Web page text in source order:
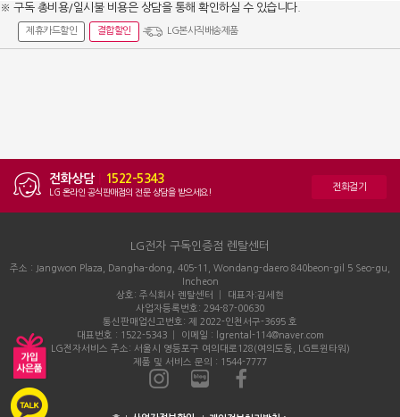
※ 구독 총비용/일시불 비용은 상담을 통해 확인하실 수 있습니다.
제휴카드할인 결합할인 LG본사직배송제품
전화상담 1522-5343
LG 온라인 공식판매점의 전문 상담을 받으세요! 전화걸기
LG전자 구독인증점 렌탈센터
주소 : Jangwon Plaza, Dangha-dong, 405-11, Wondang-daero 840beon-gil 5 Seo-gu,
Incheon
상호: 주식회사 렌탈센터 │ 대표자:김세현
사업자등록번호: 294-87-00630
통신판매업신고번호: 제 2022-인천서구-3695 호
대표번호 : 1522-5343 │ 이메일 : lgrental-114@naver.com
LG전자서비스 주소: 서울시 영등포구 여의대로128(여의도동, LG트윈타워)
제품 및 서비스 문의 : 1544-7777